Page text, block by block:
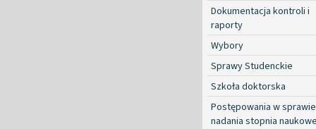
Dokumentacja kontroli i
raporty
Wybory
Sprawy Studenckie
Szkoła doktorska
Postępowania w sprawie
nadania stopnia